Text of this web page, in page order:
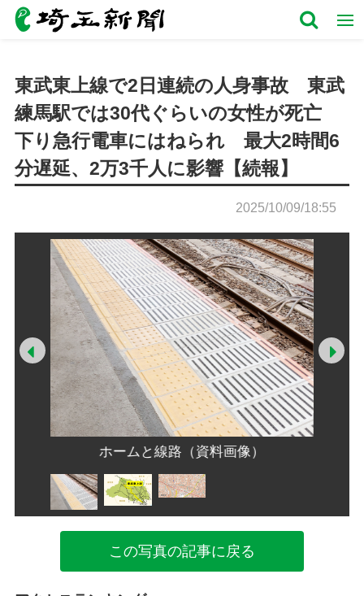
東武東上線で2日連続の人身事故 東武
練馬駅では30代ぐらいの女性が死亡
下り急行電車にはねられ 最大2時間6
分遅延、2万3千人に影響【続報】
2025/10/09/18:55
ホームと線路（資料画像）
Prev
この写真の記事に戻る